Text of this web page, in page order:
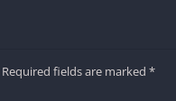
Required fields are marked *